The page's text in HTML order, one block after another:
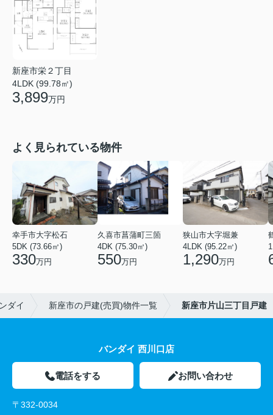
新座市栄２丁目
4LDK (99.78㎡)
3,899万円
よく見られている物件
幸手市大字松石
5DK (73.66㎡)
330万円
久喜市菖蒲町三箇
4DK (75.30㎡)
550万円
狭山市大字堀兼
4LDK (95.22㎡)
1,290万円
ダイ 新座市の戸建(売買)物件一覧 新座市片山三丁目戸建
バンダイ 西川口店
電話をする お問い合わせ
〒332-0034